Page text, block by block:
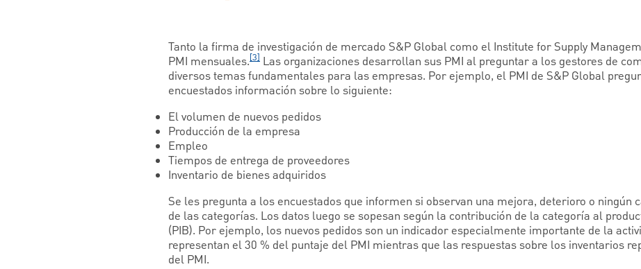
Tanto la firma de investigación de mercado S&P Global como el Institute for Supply
PMI mensuales.[3] Las organizaciones desarrollan sus PMI al preguntar a los gestores de
diversos temas fundamentales para las empresas. Por ejemplo, el PMI de S&P Global
encuestados información sobre lo siguiente:
El volumen de nuevos pedidos
Producción de la empresa
Empleo
Tiempos de entrega de proveedores
Inventario de bienes adquiridos
Se les pregunta a los encuestados que informen si observan una mejora, deterioro o ningún
de las categorías. Los datos luego se sopesan según la contribución de la categoría al
(PIB). Por ejemplo, los nuevos pedidos son un indicador especialmente importante de la
representan el 30 % del puntaje del PMI mientras que las respuestas sobre los inventarios
del PMI.